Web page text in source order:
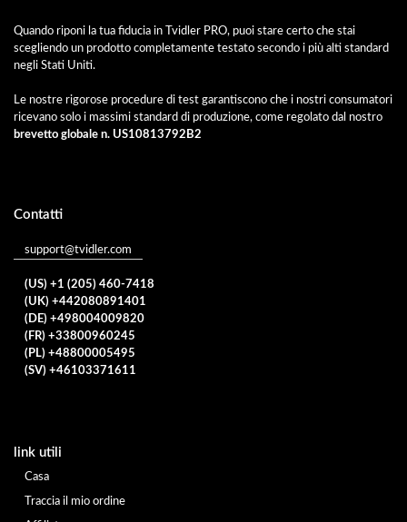
Quando riponi la tua fiducia in Tvidler PRO, puoi stare certo che stai
scegliendo un prodotto completamente testato secondo i più alti standard
negli Stati Uniti.
Le nostre rigorose procedure di test garantiscono che i nostri consumatori
ricevano solo i massimi standard di produzione, come regolato dal nostro
brevetto globale n. US10813792B2
Contatti
support@tvidler.com
(US) +1 (205) 460-7418
(UK) +442080891401
(DE) +498004009820
(FR) +33800960245
(PL) +48800005495
(SV) +46103371611
link utili
Casa
Traccia il mio ordine